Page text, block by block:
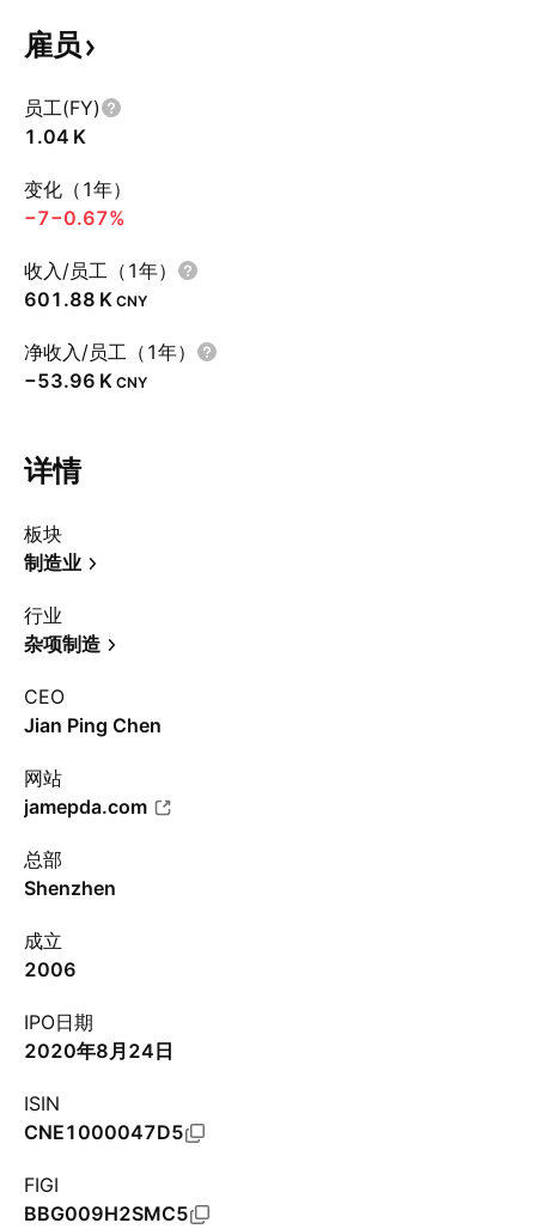
雇员
员工(FY)
‪1.04 K‬
变化（1年）
−7−0.67%
收入/员工（1年）
‪601.88 K‬ CNY
净收入/员工（1年）
‪−53.96 K‬ CNY
详情
板块
制造业
行业
杂项制造
CEO
Jian Ping Chen
网站
jamepda.com
总部
Shenzhen
成立
2006
IPO日期
2020年8月24日
ISIN
CNE1000047D5
FIGI
BBG009H2SMC5